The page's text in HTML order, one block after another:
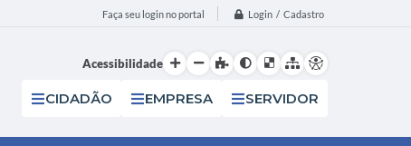
Faça seu login no portal Login / Cadastro
Acessibilidade
CIDADÃO EMPRESA SERVIDOR